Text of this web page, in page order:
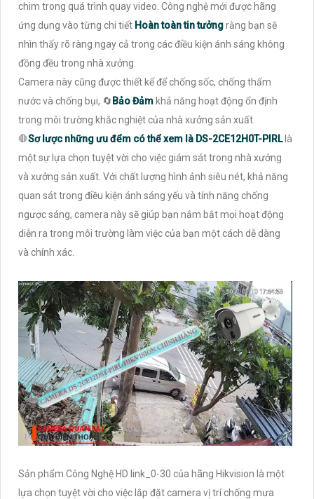
chim trong quá trình quay video. Công nghệ mới được hãng
ứng dụng vào từng chi tiết Hoàn toàn tin tưởngrằng bạn sẽ
nhìn thấy rõ ràng ngay cả trong các điều kiện ánh sáng không
đồng đều trong nhà xưởng.
Camera này cũng được thiết kế để chống sốc, chống thấm
nước và chống bụi, 🔄 Bảo Đảm khả năng hoạt động ổn định
trong môi trường khắc nghiệt của nhà xưởng sản xuất.
🛑Sơ lược những ưu đểm có thể xem là DS-2CE12H0T-PIRL là
một sự lựa chọn tuyệt vời cho việc giám sát trong nhà xưởng
và xưởng sản xuất. Với chất lượng hình ảnh siêu nét, khả năng
quan sát trong điều kiện ánh sáng yếu và tính năng chống
ngược sáng, camera này sẽ giúp bạn nắm bắt mọi hoạt động
diễn ra trong môi trường làm việc của bạn một cách dễ dàng
và chính xác.
Sản phẩm Công Nghệ HD link_0-30 của hãng Hikvision là một
lựa chọn tuyệt vời cho việc lắp đặt camera vị trí chống mưa